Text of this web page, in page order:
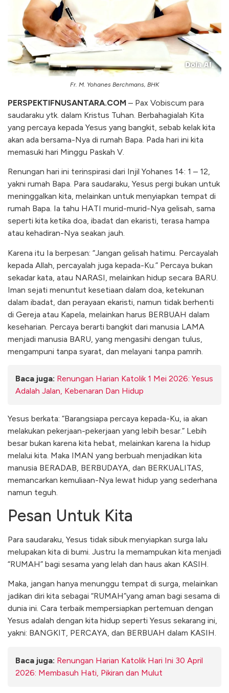
Fr. M. Yohanes Berchmans, BHK
PERSPEKTIFNUSANTARA.COM – Pax Vobiscum para
saudaraku ytk. dalam Kristus Tuhan. Berbahagialah Kita
yang percaya kepada Yesus yang bangkit, sebab kelak kita
akan ada bersama-Nya di rumah Bapa. Pada hari ini kita
memasuki hari Minggu Paskah V.
Renungan hari ini terinspirasi dari Injil Yohanes 14: 1 – 12,
yakni rumah Bapa. Para saudaraku, Yesus pergi bukan untuk
meninggalkan kita, melainkan untuk menyiapkan tempat di
rumah Bapa. Ia tahu HATI murid-murid-Nya gelisah, sama
seperti kita ketika doa, ibadat dan ekaristi, terasa hampa
atau kehadiran-Nya seakan jauh.
Karena itu Ia berpesan: “Jangan gelisah hatimu. Percayalah
kepada Allah, percayalah juga kepada-Ku.” Percaya bukan
sekadar kata, atau NARASI, melainkan hidup secara BARU.
Iman sejati menuntut kesetiaan dalam doa, ketekunan
dalam ibadat, dan perayaan ekaristi, namun tidak berhenti
di Gereja atau Kapela, melainkan harus BERBUAH dalam
keseharian. Percaya berarti bangkit dari manusia LAMA
menjadi manusia BARU, yang mengasihi dengan tulus,
mengampuni tanpa syarat, dan melayani tanpa pamrih.
Baca juga: Renungan Harian Katolik 1 Mei 2026: Yesus
Adalah Jalan, Kebenaran Dan Hidup
Yesus berkata: “Barangsiapa percaya kepada-Ku, ia akan
melakukan pekerjaan-pekerjaan yang lebih besar.” Lebih
besar bukan karena kita hebat, melainkan karena Ia hidup
melalui kita. Maka IMAN yang berbuah menjadikan kita
manusia BERADAB, BERBUDAYA, dan BERKUALITAS,
memancarkan kemuliaan-Nya lewat hidup yang sederhana
namun teguh.
Pesan Untuk Kita
Para saudaraku, Yesus tidak sibuk menyiapkan surga lalu
melupakan kita di bumi. Justru Ia memampukan kita menjadi
“RUMAH” bagi sesama yang lelah dan haus akan KASIH.
Maka, jangan hanya menunggu tempat di surga, melainkan
jadikan diri kita sebagai “RUMAH”yang aman bagi sesama di
dunia ini. Cara terbaik mempersiapkan pertemuan dengan
Yesus adalah dengan kita hidup seperti Yesus sekarang ini,
yakni: BANGKIT, PERCAYA, dan BERBUAH dalam KASIH.
Baca juga: Renungan Harian Katolik Hari Ini 30 April
2026: Membasuh Hati, Pikiran dan Mulut